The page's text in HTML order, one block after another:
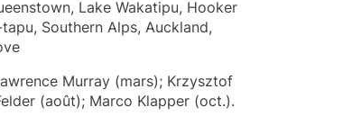
Lake Wakatipu, Hooker
Southern Alps, Auckland,
Murray (mars); Krzysztof
(août); Marco Klapper (oct.).